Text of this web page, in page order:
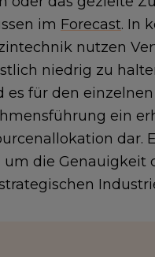
im Forecast. In
nutzen
niedrig zu
für den
ein
dar.
die Genauigkeit